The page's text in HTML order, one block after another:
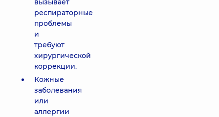
вызывает
респираторные
проблемы
и
требуют
хирургической
коррекции.
Кожные
заболевания
или
аллергии